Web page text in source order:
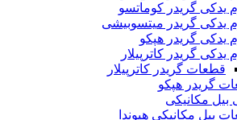
کوماتسو
میتسوبیشی
هپکو
کاترپیلار
کاترپیلار
هیوندا